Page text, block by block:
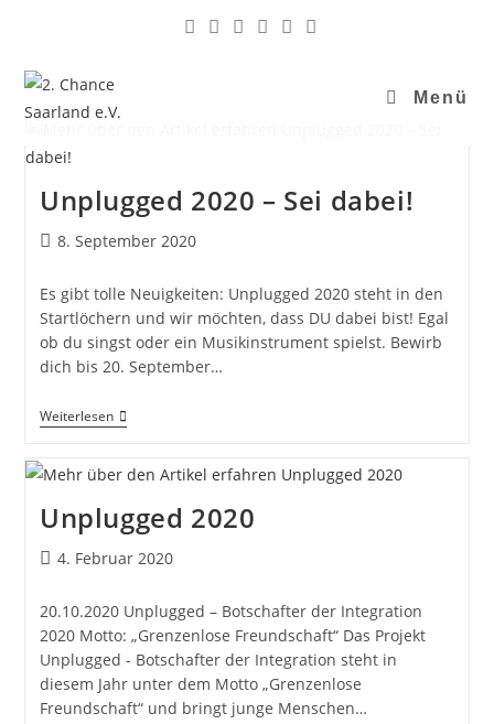
Menü
Unplugged 2020 – Sei dabei!
8. September 2020
Es gibt tolle Neuigkeiten: Unplugged 2020 steht in den
Startlöchern und wir möchten, dass DU dabei bist! Egal
ob du singst oder ein Musikinstrument spielst. Bewirb
dich bis 20. September…
Weiterlesen
Unplugged 2020
4. Februar 2020
20.10.2020 Unplugged – Botschafter der Integration
2020 Motto: „Grenzenlose Freundschaft“ Das Projekt
Unplugged - Botschafter der Integration steht in
diesem Jahr unter dem Motto „Grenzenlose
Freundschaft“ und bringt junge Menschen…